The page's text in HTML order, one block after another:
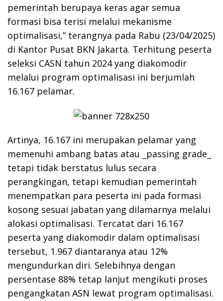
pemerintah berupaya keras agar semua
formasi bisa terisi melalui mekanisme
optimalisasi,” terangnya pada Rabu (23/04/2025)
di Kantor Pusat BKN Jakarta. Terhitung peserta
seleksi CASN tahun 2024 yang diakomodir
melalui program optimalisasi ini berjumlah
16.167 pelamar.
Artinya, 16.167 ini merupakan pelamar yang
memenuhi ambang batas atau _passing grade_
tetapi tidak berstatus lulus secara
perangkingan, tetapi kemudian pemerintah
menempatkan para peserta ini pada formasi
kosong sesuai jabatan yang dilamarnya melalui
alokasi optimalisasi. Tercatat dari 16.167
peserta yang diakomodir dalam optimalisasi
tersebut, 1.967 diantaranya atau 12%
mengundurkan diri. Selebihnya dengan
persentase 88% tetap lanjut mengikuti proses
pengangkatan ASN lewat program optimalisasi.